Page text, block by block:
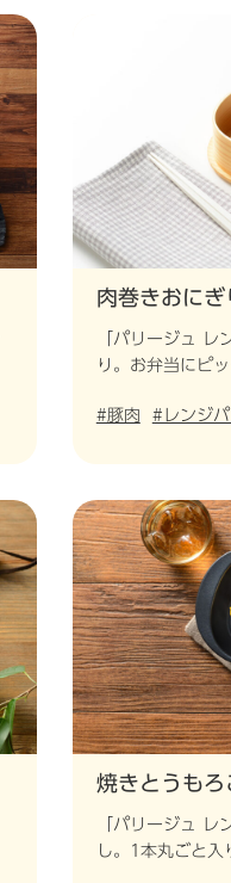
肉巻きおにぎ
「パリージュ レ
り。お弁当にピッ
#豚肉 #レンジ
焼きとうもろ
「パリージュ レ
し。1本丸ごと入